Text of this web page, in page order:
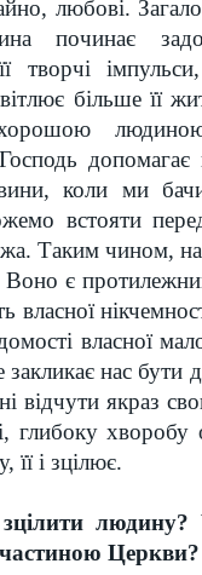
любові.
починає
творчі
більше її
коли ми
встояти
Таким чином,
Воно є
власної
нас бути
якраз
глибоку хворобу
і зцілює.
Церкви?